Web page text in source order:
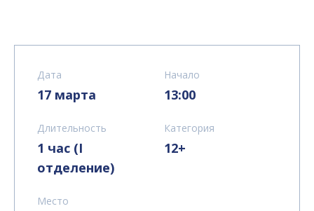
Дата
17 марта
Начало
13:00
Длительность
1 час (I
отделение)
Категория
12+
Место